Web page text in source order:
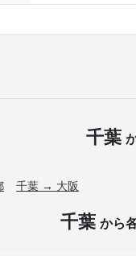
千葉
千葉 → 大阪
千葉 から